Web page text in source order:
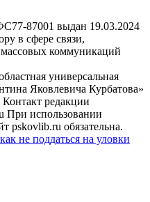
87001 выдан 19.03.2024
в сфере связи,
коммуникаций
универсальная
Яковлевича Курбатова»
редакции
При использовании
pskovlib.ru обязательна.
не поддаться на уловки